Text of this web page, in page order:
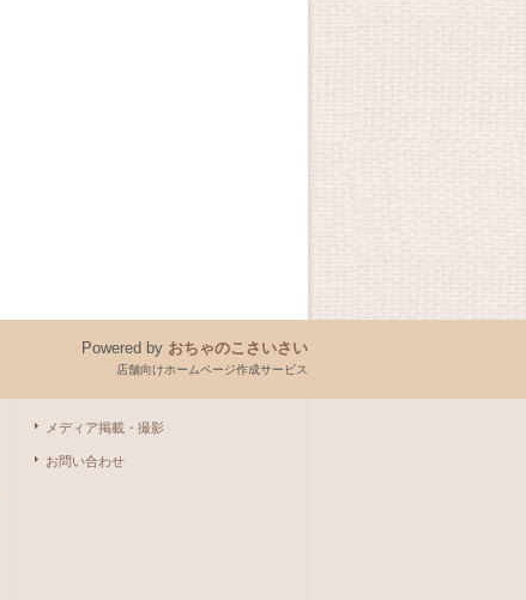
Powered by おちゃのこさいさい
店舗向けホームページ作成サービス
メディア掲載・撮影
お問い合わせ